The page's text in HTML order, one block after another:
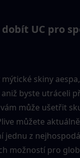
UC pro
skiny
aniž byste utráceli
může ušetřit
můžete aktuálně
jednu z
možností pro